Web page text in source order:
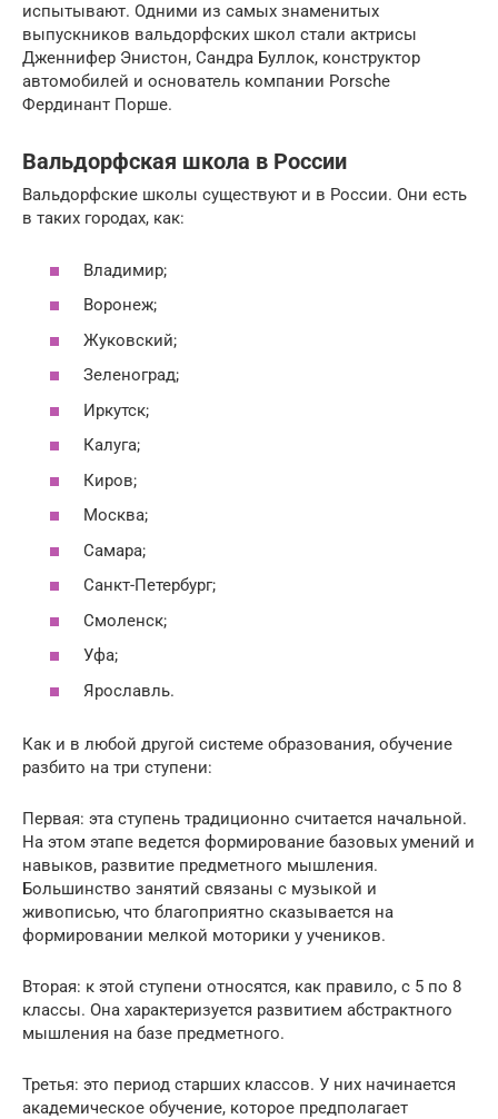
испытывают. Одними из самых знаменитых
выпускников вальдорфских школ стали актрисы
Дженнифер Энистон, Сандра Буллок, конструктор
автомобилей и основатель компании Porsche
Фердинант Порше.
Вальдорфская школа в России
Вальдорфские школы существуют и в России. Они есть
в таких городах, как:
Владимир;
Воронеж;
Жуковский;
Зеленоград;
Иркутск;
Калуга;
Киров;
Москва;
Самара;
Санкт-Петербург;
Смоленск;
Уфа;
Ярославль.
Как и в любой другой системе образования, обучение
разбито на три ступени:
Первая: эта ступень традиционно считается начальной.
На этом этапе ведется формирование базовых умений и
навыков, развитие предметного мышления.
Большинство занятий связаны с музыкой и
живописью, что благоприятно сказывается на
формировании мелкой моторики у учеников.
Вторая: к этой ступени относятся, как правило, с 5 по 8
классы. Она характеризуется развитием абстрактного
мышления на базе предметного.
Третья: это период старших классов. У них начинается
академическое обучение, которое предполагает